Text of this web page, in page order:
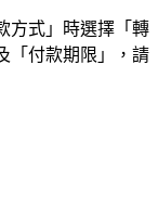
方式」時選擇「轉
「付款期限」，請